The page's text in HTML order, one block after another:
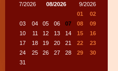
7/2026 08/2026
9/2026
01
02
03
04 05 06 07 08
09
10
11 12 13 14 15
16
17
18 19 20 21 22
23
24
25 26 27 28 29
30
31